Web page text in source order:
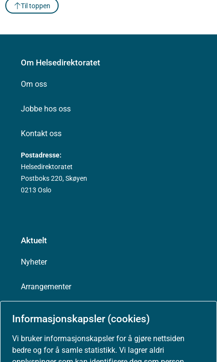
Informasjonskapsler (cookies)
Vi bruker informasjonskapsler for å gjøre nettsiden
bedre og for å samle statistikk. Vi lagrer aldri
Til toppen
Om Helsedirektoratet
Om oss
Jobbe hos oss
Kontakt oss
Postadresse:
Helsedirektoratet
Postboks 220, Skøyen
0213 Oslo
Aktuelt
Nyheter
Arrangementer
Presse